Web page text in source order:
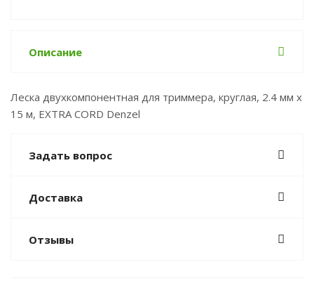
Описание
Леска двухкомпонентная для триммера, круглая, 2.4 мм х
15 м, EXTRA CORD Denzel
Задать вопрос
Доставка
Отзывы